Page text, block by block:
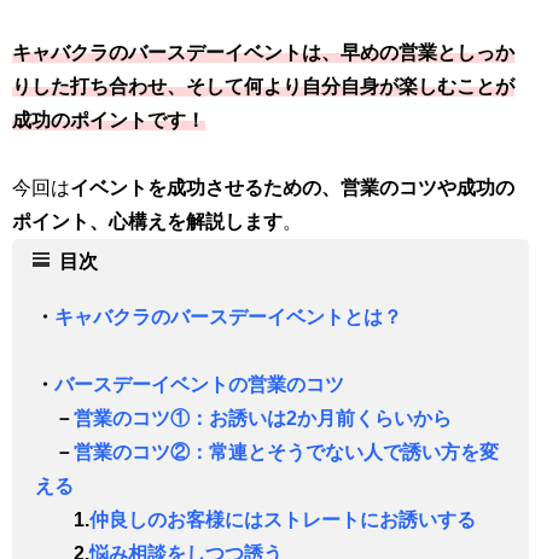
キャバクラのバースデーイベントは、早めの営業としっか
りした打ち合わせ、そして何より自分自身が楽しむことが
成功のポイントです！
今回はイベントを成功させるための、営業のコツや成功の
ポイント、心構えを解説します。
目次
・ キャバクラのバースデーイベントとは？
・バースデーイベントの営業のコツ
－営業のコツ①：お誘いは2か月前くらいから
－営業のコツ②：常連とそうでない人で誘い方を変
える
1.仲良しのお客様にはストレートにお誘いする
2.悩み相談をしつつ誘う